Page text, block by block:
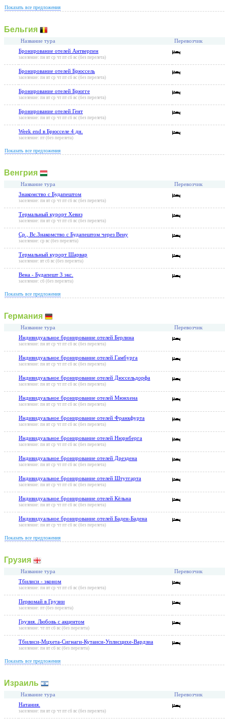
Показать все предложения
Бельгия
Название тура Перевозчик
Бронирование отелей Антверпен
заселение: пн вт ср чт пт сб вс (без перелета)
Бронирование отелей Брюссель
заселение: пн вт ср чт пт сб вс (без перелета)
Бронирование отелей Брюгге
заселение: пн вт ср чт пт сб вс (без перелета)
Бронирование отелей Гент
заселение: пн вт ср чт пт сб вс (без перелета)
Week end в Брюсселе 4 дн.
заселение: пт (без перелета)
Показать все предложения
Венгрия
Название тура Перевозчик
Знакомство с Будапештом
заселение: пн вт ср чт пт сб вс (без перелета)
Термальный курорт Хевиз
заселение: пн вт ср чт пт сб вс (без перелета)
Ср., Вс.Знакомство с Будапештом через Вену
заселение: ср вс (без перелета)
Термальный курорт Шарвар
заселение: вт сб вс (без перелета)
Вена - Будапешт 3 экс.
заселение: сб (без перелета)
Показать все предложения
Германия
Название тура Перевозчик
Индивидуальное бронирование отелей Берлина
заселение: пн вт ср чт пт сб вс (без перелета)
Индивидуальное бронирование отелей Гамбурга
заселение: пн вт ср чт пт сб вс (без перелета)
Индивидуальное бронирование отелей Дюссельдорфа
заселение: пн вт ср чт пт сб вс (без перелета)
Индивидуальное бронирование отелей Мюнхена
заселение: пн вт ср чт пт сб вс (без перелета)
Индивидуальное бронирование отелей Франкфурта
заселение: пн вт ср чт пт сб вс (без перелета)
Индивидуальное бронирование отелей Нюрнберга
заселение: пн вт ср чт пт сб вс (без перелета)
Индивидуальное бронирование отелей Дрездена
заселение: пн вт ср чт пт сб вс (без перелета)
Индивидуальное бронирование отелей Штутгарта
заселение: пн вт ср чт пт сб вс (без перелета)
Индивидуальное бронирование отелей Кёльна
заселение: пн вт ср чт пт сб вс (без перелета)
Индивидуальное бронирование отелей Баден-Бадена
заселение: пн вт ср чт пт сб вс (без перелета)
Показать все предложения
Грузия
Название тура Перевозчик
Тбилиси - эконом
заселение: пн вт ср чт пт сб вс (без перелета)
Первомай в Грузии
заселение: пт (без перелета)
Грузия. Любовь с акцентом
заселение: чт пт сб вс (без перелета)
Тбилиси-Мцхета-Сигнаги-Кутаиси-Уплисцихе-Вардзиа
заселение: пн вт сб вс (без перелета)
Показать все предложения
Израиль
Название тура Перевозчик
Натания.
заселение: пн вт ср чт пт сб вс (без перелета)